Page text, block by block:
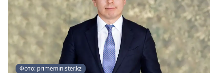
Фото: primeminister.kz